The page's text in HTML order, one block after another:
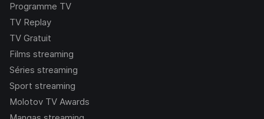
Programme TV
TV Replay
TV Gratuit
Films streaming
Séries streaming
Sport streaming
Molotov TV Awards